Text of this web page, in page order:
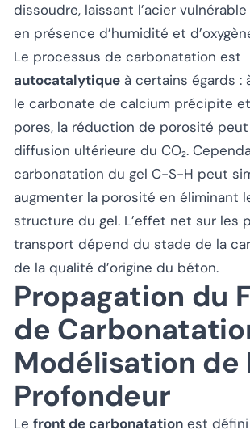
dissoudre, laissant l’acier
en présence d’humidité et
Le processus de carbonatation est
autocatalytique à certains égards :
le carbonate de calcium précipite
pores, la réduction de porosité
diffusion ultérieure du CO₂.
carbonatation du gel C-S-H peut
augmenter la porosité en éliminant
structure du gel. L’effet net sur les
transport dépend du stade de la
de la qualité d’origine du béton.
Propagation du
de
Modélisation de
Profondeur
Le front de carbonatation est